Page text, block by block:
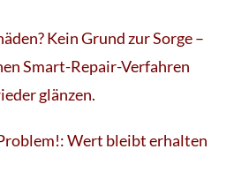
Kein Grund zur Sorge –
Smart-Repair-Verfahren
glänzen.
Wert bleibt erhalten